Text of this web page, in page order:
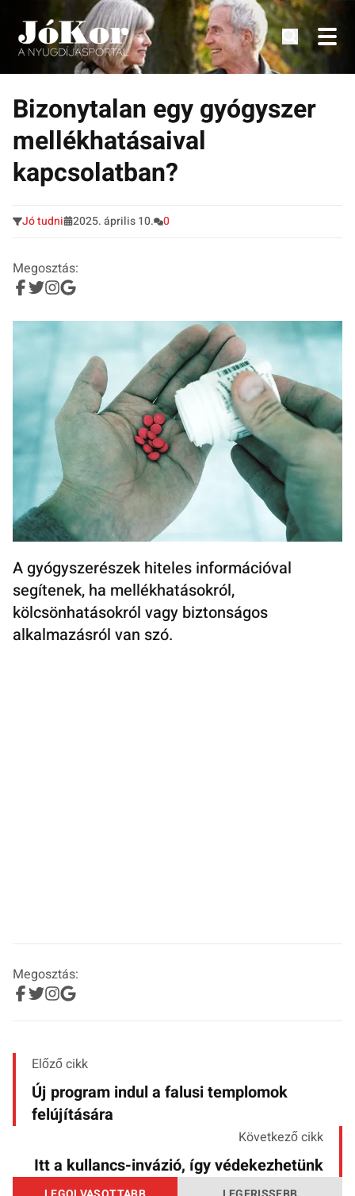
Tovább
tartalomra
Tudnivalók, érdekességek idősek számára.
Bizonytalan egy gyógyszer
mellékhatásaival
kapcsolatban?
Jó tudni 2025. április 10. 0
Megosztás:
A gyógyszerészek hiteles információval
segítenek, ha mellékhatásokról,
kölcsönhatásokról vagy biztonságos
alkalmazásról van szó.
Megosztás:
Előző cikk
Új program indul a falusi templomok
felújítására
Következő cikk
Itt a kullancs-invázió, így védekezhetünk